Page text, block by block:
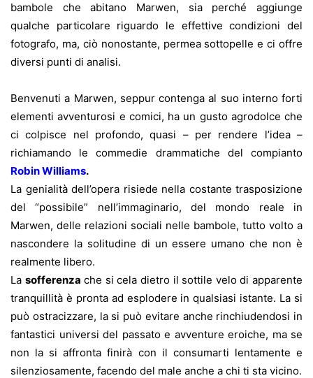
bambole che abitano Marwen, sia perché aggiunge
qualche particolare riguardo le effettive condizioni del
fotografo, ma, ciò nonostante, permea sottopelle e ci offre
diversi punti di analisi.
Benvenuti a Marwen, seppur contenga al suo interno forti
elementi avventurosi e comici, ha un gusto agrodolce che
ci colpisce nel profondo, quasi – per rendere l’idea –
richiamando le commedie drammatiche del compianto
Robin Williams.
La genialità dell’opera risiede nella costante trasposizione
del “possibile” nell’immaginario, del mondo reale in
Marwen, delle relazioni sociali nelle bambole, tutto volto a
nascondere la solitudine di un essere umano che non è
realmente libero.
La sofferenza che si cela dietro il sottile velo di apparente
tranquillità è pronta ad esplodere in qualsiasi istante. La si
può ostracizzare, la si può evitare anche rinchiudendosi in
fantastici universi del passato e avventure eroiche, ma se
non la si affronta finirà con il consumarti lentamente e
silenziosamente, facendo del male anche a chi ti sta vicino.